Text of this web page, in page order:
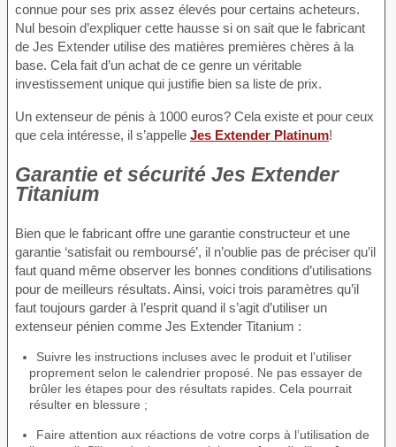
connue pour ses prix assez élevés pour certains acheteurs.
Nul besoin d’expliquer cette hausse si on sait que le fabricant
de Jes Extender utilise des matières premières chères à la
base. Cela fait d’un achat de ce genre un véritable
investissement unique qui justifie bien sa liste de prix.
Un extenseur de pénis à 1000 euros? Cela existe et pour ceux
que cela intéresse, il s’appelle Jes Extender Platinum!
Garantie et sécurité Jes Extender
Titanium
Bien que le fabricant offre une garantie constructeur et une
garantie ‘satisfait ou remboursé’, il n’oublie pas de préciser qu’il
faut quand même observer les bonnes conditions d’utilisations
pour de meilleurs résultats. Ainsi, voici trois paramètres qu’il
faut toujours garder à l’esprit quand il s’agit d’utiliser un
extenseur pénien comme Jes Extender Titanium :
Suivre les instructions incluses avec le produit et l’utiliser
proprement selon le calendrier proposé. Ne pas essayer de
brûler les étapes pour des résultats rapides. Cela pourrait
résulter en blessure ;
Faire attention aux réactions de votre corps à l’utilisation de